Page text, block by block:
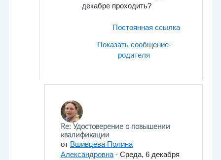
декабре проходить?
Постоянная ссылка
Показать сообщение-
родителя
В ответ на Провоторова Елена Аркадьевна
Re: Удостоверение о повышении
квалификации
от Вшивцева Полина
Александровна- Среда, 6 декабря